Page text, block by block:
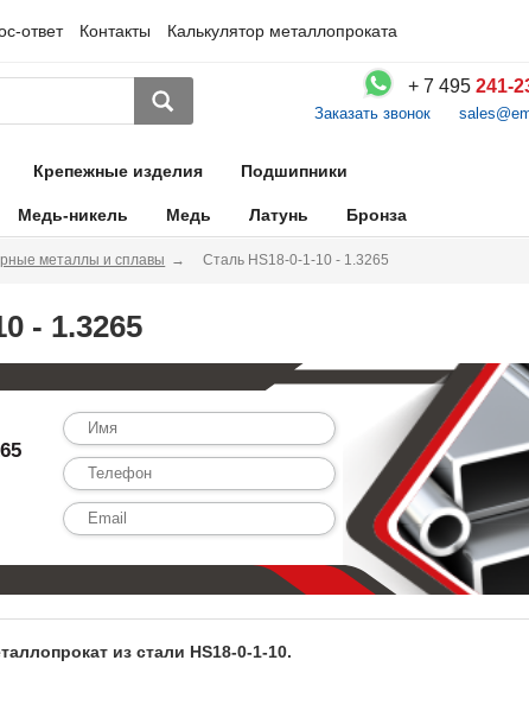
ответ Контакты Калькулятор металлопроката
+ 7 495 241-
Заказать звонок
Крепежные изделия Подшипники
Медь-никель Медь Латунь Бронза
металлы и сплавы Сталь HS18-0-1-10 - 1.3265
- 1.3265
из стали HS18-0-1-10.